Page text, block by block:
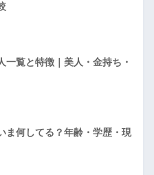
一覧と特徴｜美人・金持ち・
ま何してる？年齢・学歴・現